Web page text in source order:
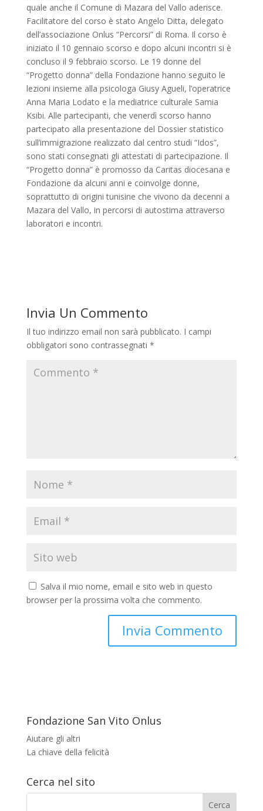
quale anche il Comune di Mazara del Vallo aderisce.
Facilitatore del corso è stato Angelo Ditta, delegato
dell’associazione Onlus “Percorsi” di Roma. Il corso è
iniziato il 10 gennaio scorso e dopo alcuni incontri si è
concluso il 9 febbraio scorso. Le 19 donne del
“Progetto donna” della Fondazione hanno seguito le
lezioni insieme alla psicologa Giusy Agueli, l’operatrice
Anna Maria Lodato e la mediatrice culturale Samia
Ksibi. Alle partecipanti, che venerdì scorso hanno
partecipato alla presentazione del Dossier statistico
sull’immigrazione realizzato dal centro studi “Idos”,
sono stati consegnati gli attestati di partecipazione. Il
“Progetto donna” è promosso da Caritas diocesana e
Fondazione da alcuni anni e coinvolge donne,
soprattutto di origini tunisine che vivono da decenni a
Mazara del Vallo, in percorsi di autostima attraverso
laboratori e incontri.
Invia Un Commento
Il tuo indirizzo email non sarà pubblicato. I campi
obbligatori sono contrassegnati *
Salva il mio nome, email e sito web in questo
browser per la prossima volta che commento.
Fondazione San Vito Onlus
Aiutare gli altri
La chiave della felicità
Cerca nel sito